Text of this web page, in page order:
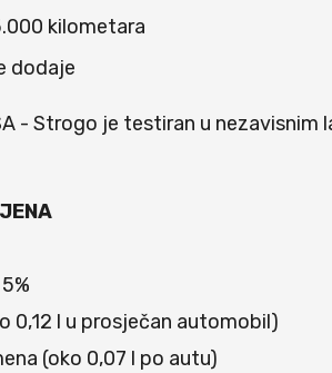
kilometara
dodaje
- Strogo je testiran u
0,12 l u prosječan automobil)
(oko 0,07 l po autu)